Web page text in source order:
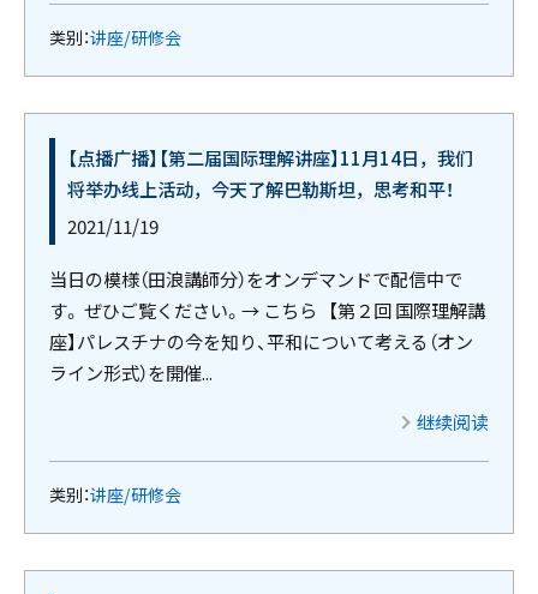
类别：讲座/研修会
【点播广播】【第二届国际理解讲座】11月14日，我们
将举办线上活动，今天了解巴勒斯坦，思考和平！
2021/11/19
当日の模様（田浪講師分）をオンデマンドで配信中で
す。 ぜひご覧ください。→ こちら 【第２回 国際理解講
座】パレスチナの今を知り、平和について考える（オン
ライン形式）を開催...
继续阅读
类别：讲座/研修会